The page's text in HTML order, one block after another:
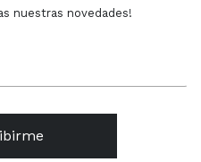
nuestras novedades!